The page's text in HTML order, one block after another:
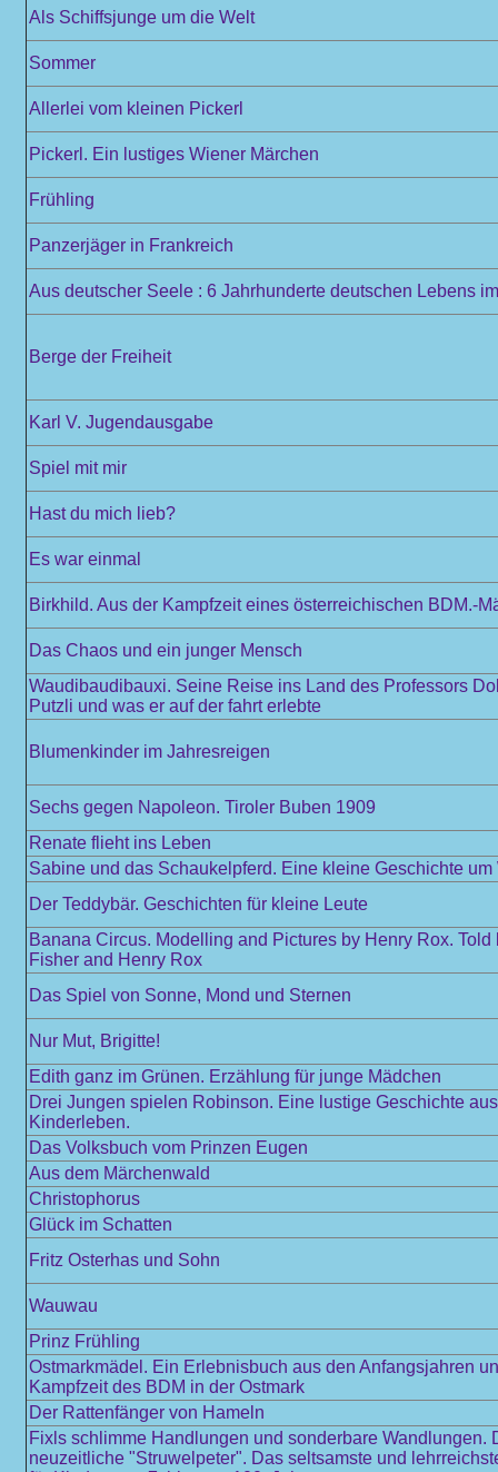
Als Schiffsjunge um die Welt
Sommer
Allerlei vom kleinen Pickerl
Pickerl. Ein lustiges Wiener Märchen
Frühling
Panzerjäger in Frankreich
Aus deutscher Seele : 6 Jahrhunderte deutschen Lebens
Berge der Freiheit
Karl V. Jugendausgabe
Spiel mit mir
Hast du mich lieb?
Es war einmal
Birkhild. Aus der Kampfzeit eines österreichischen BDM.-
Das Chaos und ein junger Mensch
Waudibaudibauxi. Seine Reise ins Land des Professors
Putzli und was er auf der fahrt erlebte
Blumenkinder im Jahresreigen
Sechs gegen Napoleon. Tiroler Buben 1909
Renate flieht ins Leben
Sabine und das Schaukelpferd. Eine kleine Geschichte
Der Teddybär. Geschichten für kleine Leute
Banana Circus. Modelling and Pictures by Henry Rox. Told
Fisher and Henry Rox
Das Spiel von Sonne, Mond und Sternen
Nur Mut, Brigitte!
Edith ganz im Grünen. Erzählung für junge Mädchen
Drei Jungen spielen Robinson. Eine lustige Geschichte
Kinderleben.
Das Volksbuch vom Prinzen Eugen
Aus dem Märchenwald
Christophorus
Glück im Schatten
Fritz Osterhas und Sohn
Wauwau
Prinz Frühling
Ostmarkmädel. Ein Erlebnisbuch aus den Anfangsjahren
Kampfzeit des BDM in der Ostmark
Der Rattenfänger von Hameln
Fixls schlimme Handlungen und sonderbare Wandlungen.
neuzeitliche "Struwelpeter". Das seltsamste und